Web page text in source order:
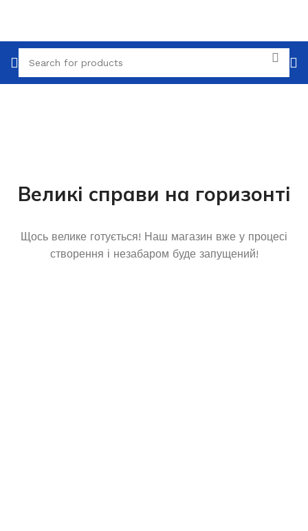
Великі справи на горизонті
Щось велике готується! Наш магазин вже у процесі
створення і незабаром буде запущений!